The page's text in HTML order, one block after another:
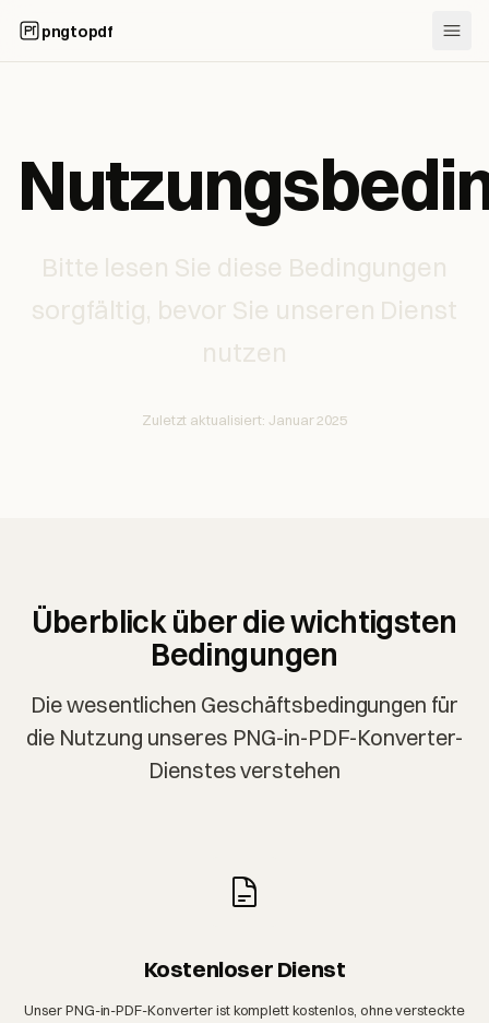
pngtopdf
Bitte lesen Sie diese Bedingungen
sorgfältig, bevor Sie unseren Dienst
nutzen
Zuletzt aktualisiert: Januar 2025
Überblick über die wichtigsten
Bedingungen
Die wesentlichen Geschäftsbedingungen für
die Nutzung unseres PNG-in-PDF-Konverter-
Dienstes verstehen
Kostenloser Dienst
Unser PNG-in-PDF-Konverter ist komplett kostenlos, ohne versteckte